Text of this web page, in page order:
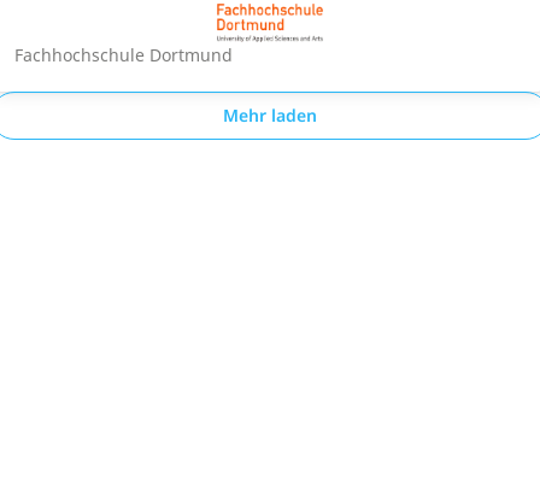
Fachhochschule Dortmund
Mehr laden